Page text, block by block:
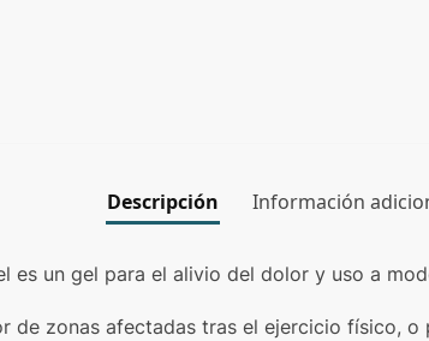
Descripción Información
es un gel para el alivio del dolor y uso a
de zonas afectadas tras el ejercicio físico,